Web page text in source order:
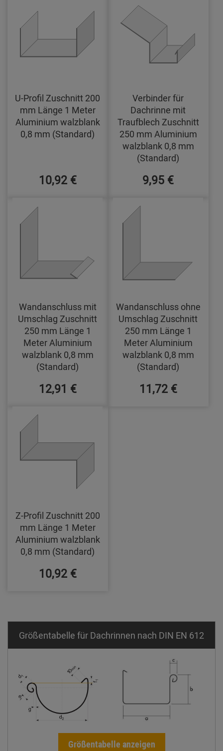
U-Profil Zuschnitt 200
mm Länge 1 Meter
Aluminium walzblank
0,8 mm (Standard)
10,92 €
Verbinder für
Dachrinne mit
Traufblech Zuschnitt
250 mm Aluminium
walzblank 0,8 mm
(Standard)
9,95 €
Wandanschluss mit
Umschlag Zuschnitt
250 mm Länge 1
Meter Aluminium
walzblank 0,8 mm
(Standard)
12,91 €
Wandanschluss ohne
Umschlag Zuschnitt
250 mm Länge 1
Meter Aluminium
walzblank 0,8 mm
(Standard)
11,72 €
Z-Profil Zuschnitt 200
mm Länge 1 Meter
Aluminium walzblank
0,8 mm (Standard)
10,92 €
Größentabelle für Dachrinnen nach DIN EN 612
Größentabelle anzeigen